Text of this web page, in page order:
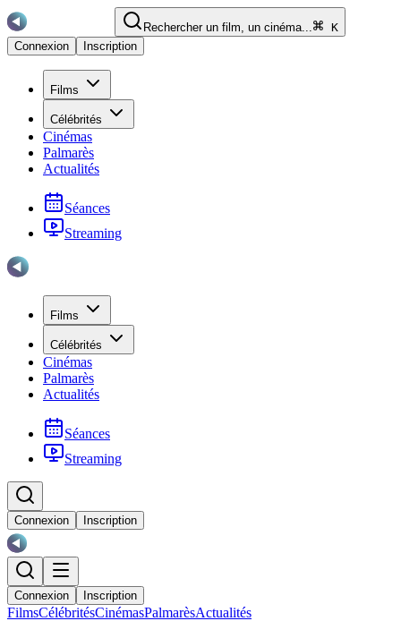
Rechercher un film, un cinéma...
K
Connexion
Inscription
Films
Célébrités
Cinémas
Palmarès
Actualités
Séances
Streaming
Films
Célébrités
Cinémas
Palmarès
Actualités
Séances
Streaming
Connexion Inscription
Connexion Inscription
FilmsCélébritésCinémasPalmarèsActualités